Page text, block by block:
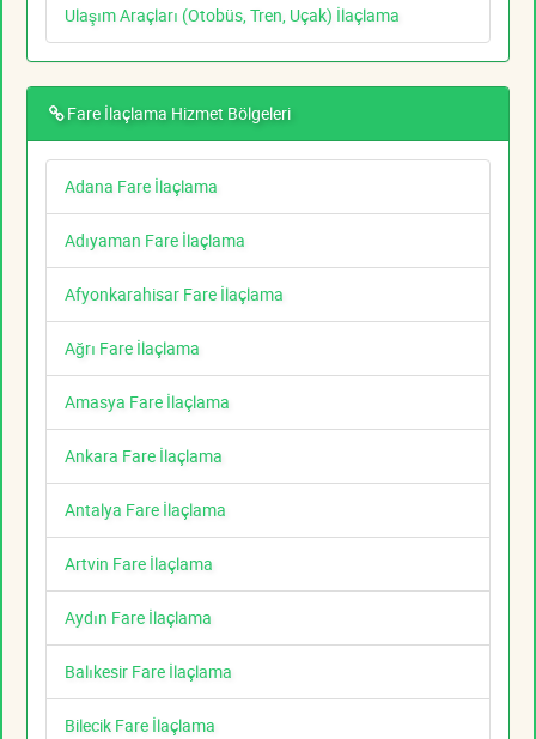
Ulaşım Araçları (Otobüs, Tren, Uçak) İlaçlama
Fare İlaçlama Hizmet Bölgeleri
Adana Fare İlaçlama
Adıyaman Fare İlaçlama
Afyonkarahisar Fare İlaçlama
Ağrı Fare İlaçlama
Amasya Fare İlaçlama
Ankara Fare İlaçlama
Antalya Fare İlaçlama
Artvin Fare İlaçlama
Aydın Fare İlaçlama
Balıkesir Fare İlaçlama
Bilecik Fare İlaçlama